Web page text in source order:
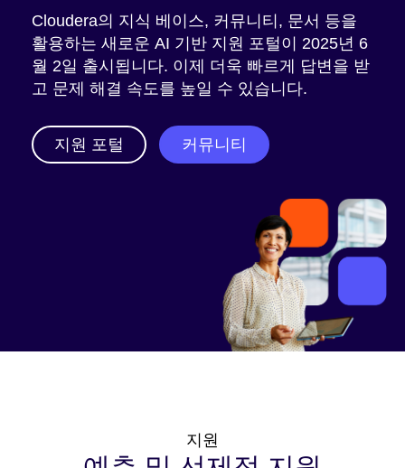
Cloudera의 지식 베이스, 커뮤니티, 문서 등을
활용하는 새로운 AI 기반 지원 포털이 2025년 6
월 2일 출시됩니다. 이제 더욱 빠르게 답변을 받
고 문제 해결 속도를 높일 수 있습니다.
지원 포털 커뮤니티
지원